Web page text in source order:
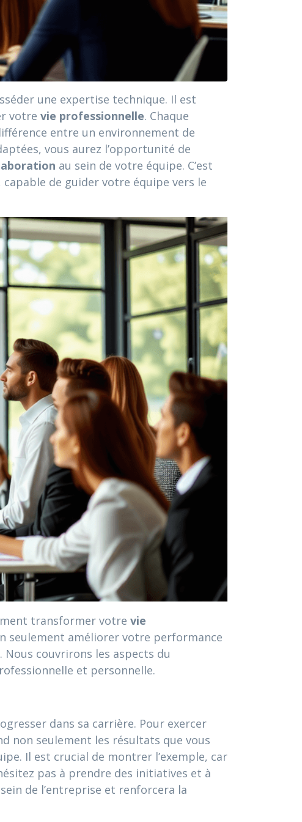
une expertise technique. Il est
votre vie professionnelle. Chaque
entre un environnement de
vous aurez l’opportunité de
au sein de votre équipe. C’est
de guider votre équipe vers le
transformer votre vie
seulement améliorer votre performance
couvrirons les aspects du
et personnelle.
dans sa carrière. Pour exercer
non seulement les résultats que vous
Il est crucial de montrer l’exemple, car
pas à prendre des initiatives et à
de l’entreprise et renforcera la